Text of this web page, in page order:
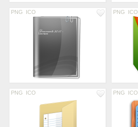
PNG ICO PNG ICO
PNG ICO PNG ICO